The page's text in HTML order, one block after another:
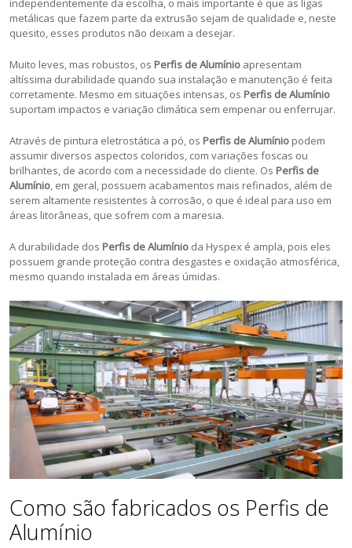
independentemente da escolha, o mais importante é que as ligas
metálicas que fazem parte da extrusão sejam de qualidade e, neste
quesito, esses produtos não deixam a desejar.
Muito leves, mas robustos, os Perfis de Alumínio apresentam
altíssima durabilidade quando sua instalação e manutenção é feita
corretamente. Mesmo em situações intensas, os Perfis de Alumínio
suportam impactos e variação climática sem empenar ou enferrujar.
Através de pintura eletrostática a pó, os Perfis de Alumínio podem
assumir diversos aspectos coloridos, com variações foscas ou
brilhantes, de acordo com a necessidade do cliente. Os Perfis de
Alumínio, em geral, possuem acabamentos mais refinados, além de
serem altamente resistentes à corrosão, o que é ideal para uso em
áreas litorâneas, que sofrem com a maresia.
A durabilidade dos Perfis de Alumínio da Hyspex é ampla, pois eles
possuem grande proteção contra desgastes e oxidação atmosférica,
mesmo quando instalada em áreas úmidas.
Como são fabricados os Perfis de
Alumínio